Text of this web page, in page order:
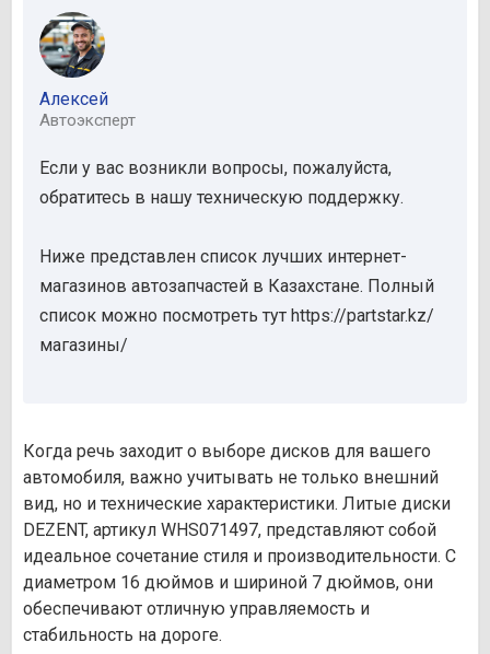
Алексей
Автоэксперт
Если у вас возникли вопросы, пожалуйста,
обратитесь в нашу техническую поддержку.
Ниже представлен список лучших интернет-
магазинов автозапчастей в Казахстане. Полный
список можно посмотреть тут https://partstar.kz/
магазины/
Когда речь заходит о выборе дисков для вашего
автомобиля, важно учитывать не только внешний
вид, но и технические характеристики. Литые диски
DEZENT, артикул WHS071497, представляют собой
идеальное сочетание стиля и производительности. С
диаметром 16 дюймов и шириной 7 дюймов, они
обеспечивают отличную управляемость и
стабильность на дороге.